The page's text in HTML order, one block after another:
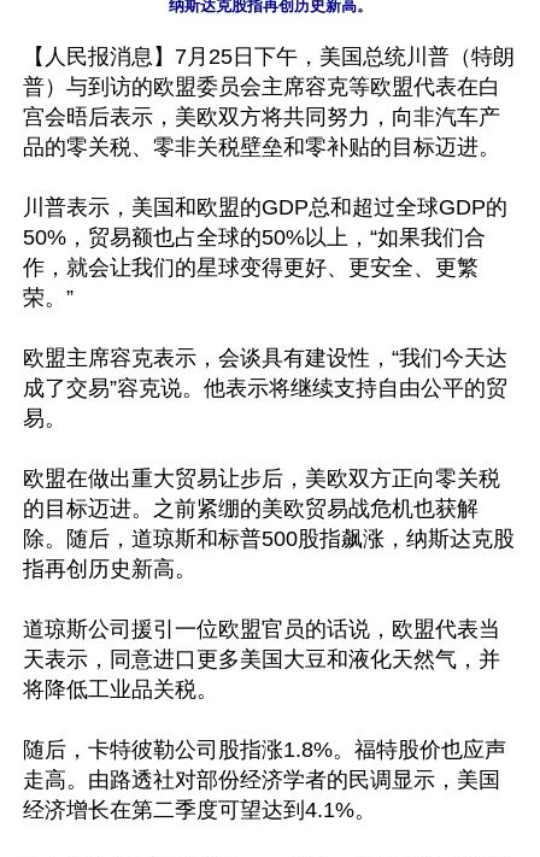
【人民报消息】7月25日下午，美国总统川普（特朗
普）与到访的欧盟委员会主席容克等欧盟代表在白
宫会晤后表示，美欧双方将共同努力，向非汽车产
品的零关税、零非关税壁垒和零补贴的目标迈进。
川普表示，美国和欧盟的GDP总和超过全球GDP的
50%，贸易额也占全球的50%以上，“如果我们合
作，就会让我们的星球变得更好、更安全、更繁
荣。”
欧盟主席容克表示，会谈具有建设性，“我们今天达
成了交易”容克说。他表示将继续支持自由公平的贸
易。
欧盟在做出重大贸易让步后，美欧双方正向零关税
的目标迈进。之前紧绷的美欧贸易战危机也获解
除。随后，道琼斯和标普500股指飙涨，纳斯达克股
指再创历史新高。
道琼斯公司援引一位欧盟官员的话说，欧盟代表当
天表示，同意进口更多美国大豆和液化天然气，并
将降低工业品关税。
随后，卡特彼勒公司股指涨1.8%。福特股价也应声
走高。由路透社对部份经济学者的民调显示，美国
经济增长在第二季度可望达到4.1%。